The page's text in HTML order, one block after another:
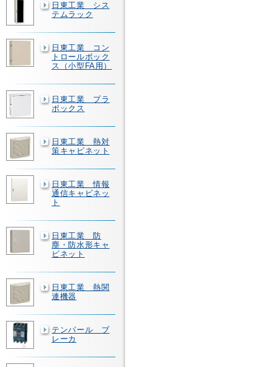
日東工業 シス
テムラック
日東工業 コン
トロールボック
ス（小型FA用）
日東工業 プラ
ボックス
日東工業 熱対
策キャビネット
日東工業 情報
通信キャビネッ
ト
日東工業 防
塵・防水形キャ
ビネット
日東工業 熱関
連機器
テンパール ブ
レーカ